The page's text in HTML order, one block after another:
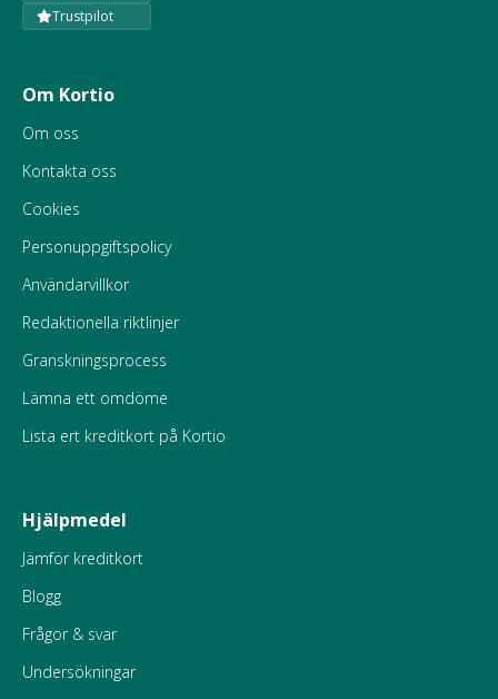
Trustpilot
Om Kortio
Om oss
Kontakta oss
Cookies
Personuppgiftspolicy
Användarvillkor
Redaktionella riktlinjer
Granskningsprocess
Lämna ett omdöme
Lista ert kreditkort på Kortio
Hjälpmedel
Jämför kreditkort
Blogg
Frågor & svar
Undersökningar